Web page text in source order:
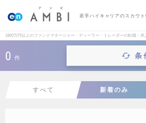
若手ハイキャリアのスカウト
1800万円以上のファンドマネージャー・ディーラー・トレーダーの転職・求
0 件 条
すべて 新着のみ